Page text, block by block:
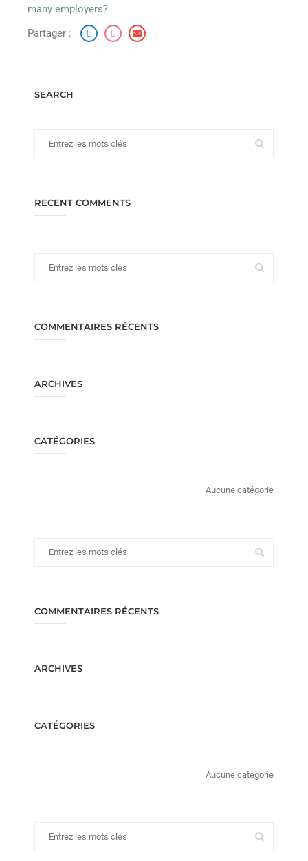
many employers?
Partager :
SEARCH
RECENT COMMENTS
COMMENTAIRES RÉCENTS
ARCHIVES
CATÉGORIES
Aucune catégorie
COMMENTAIRES RÉCENTS
ARCHIVES
CATÉGORIES
Aucune catégorie